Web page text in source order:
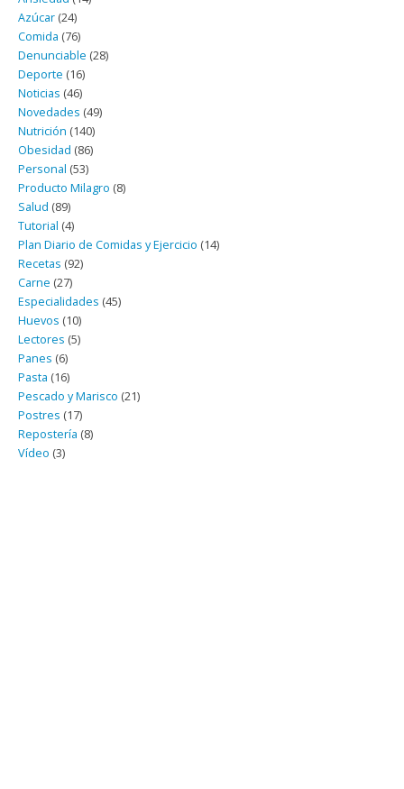
Azúcar (24)
Comida (76)
Denunciable (28)
Deporte (16)
Noticias (46)
Novedades (49)
Nutrición (140)
Obesidad (86)
Personal (53)
Producto Milagro (8)
Salud (89)
Tutorial (4)
Plan Diario de Comidas y Ejercicio (14)
Recetas (92)
Carne (27)
Especialidades (45)
Huevos (10)
Lectores (5)
Panes (6)
Pasta (16)
Pescado y Marisco (21)
Postres (17)
Repostería (8)
Vídeo (3)